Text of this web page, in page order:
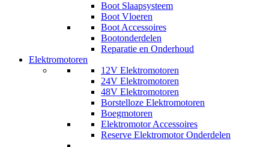
Boot Slaapsysteem
Boot Vloeren
Boot Accessoires
Bootonderdelen
Reparatie en Onderhoud
Elektromotoren
12V Elektromotoren
24V Elektromotoren
48V Elektromotoren
Borstelloze Elektromotoren
Boegmotoren
Elektromotor Accessoires
Reserve Elektromotor Onderdelen